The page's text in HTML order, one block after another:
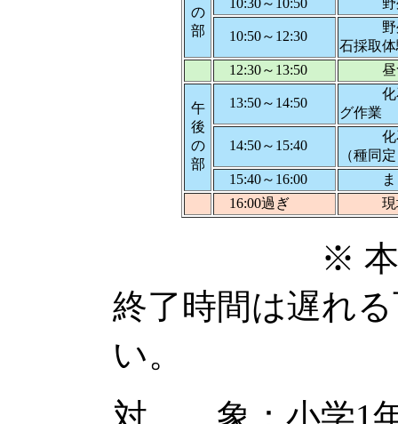
の
部
10:50～12:30
野外
石採取
12:30～13:50
昼食
午
後
の
部
13:50～14:50
化石
グ作業
14:50～15:40
化石
（種同
15:40～16:00
ま
16:00過ぎ
現地
※ 本スケジ
終了時間は遅れ
い。
対 象：小学1年